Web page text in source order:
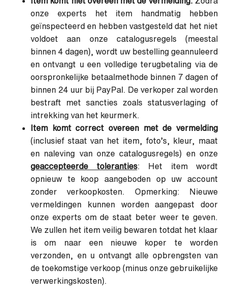
onze experts het item handmatig hebben
geïnspecteerd en hebben vastgesteld dat het niet
voldoet aan onze catalogusregels (meestal
binnen 4 dagen), wordt uw bestelling geannuleerd
en ontvangt u een volledige terugbetaling via de
oorspronkelijke betaalmethode binnen 7 dagen of
binnen 24 uur bij PayPal. De verkoper zal worden
bestraft met sancties zoals statusverlaging of
intrekking van het keurmerk.
Item komt correct overeen met de vermelding
(inclusief staat van het item, foto’s, kleur, maat
en naleving van onze catalogusregels) en onze
geaccepteerde toleranties: Het item wordt
opnieuw te koop aangeboden op uw account
zonder verkoopkosten. Opmerking: Nieuwe
vermeldingen kunnen worden aangepast door
onze experts om de staat beter weer te geven.
We zullen het item veilig bewaren totdat het klaar
is om naar een nieuwe koper te worden
verzonden, en u ontvangt alle opbrengsten van
de toekomstige verkoop (minus onze gebruikelijke
verwerkingskosten).